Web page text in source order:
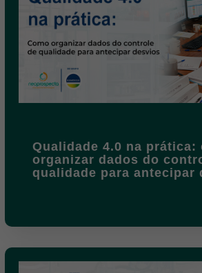
Qualidade 4.0 na prática:
organizar dados do
qualidade para antecipar